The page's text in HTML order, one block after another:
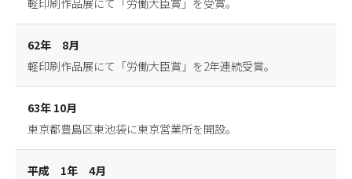
軽印刷作品展にて「労働大臣賞」を受賞。
62年 8月
軽印刷作品展にて「労働大臣賞」を2年連続受賞。
63年 10月
東京都豊島区東池袋に東京営業所を開設。
平成 1年 4月